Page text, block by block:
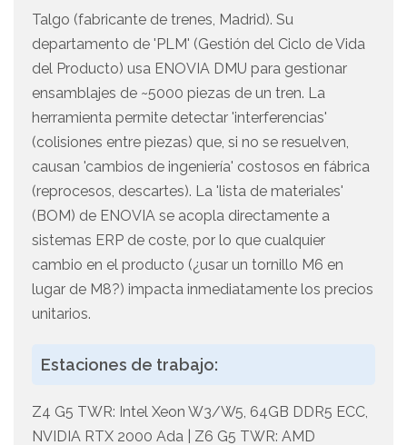
Talgo (fabricante de trenes, Madrid). Su
departamento de 'PLM' (Gestión del Ciclo de Vida
del Producto) usa ENOVIA DMU para gestionar
ensamblajes de ~5000 piezas de un tren. La
herramienta permite detectar 'interferencias'
(colisiones entre piezas) que, si no se resuelven,
causan 'cambios de ingeniería' costosos en fábrica
(reprocesos, descartes). La 'lista de materiales'
(BOM) de ENOVIA se acopla directamente a
sistemas ERP de coste, por lo que cualquier
cambio en el producto (¿usar un tornillo M6 en
lugar de M8?) impacta inmediatamente los precios
unitarios.
Estaciones de trabajo:
Z4 G5 TWR: Intel Xeon W3/W5, 64GB DDR5 ECC,
NVIDIA RTX 2000 Ada | Z6 G5 TWR: AMD